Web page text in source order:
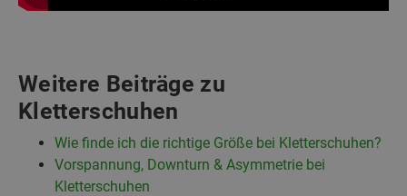
Weitere Beiträge zu
Kletterschuhen
Wie finde ich die richtige Größe bei Kletterschuhen?
Vorspannung, Downturn & Asymmetrie bei
Kletterschuhen